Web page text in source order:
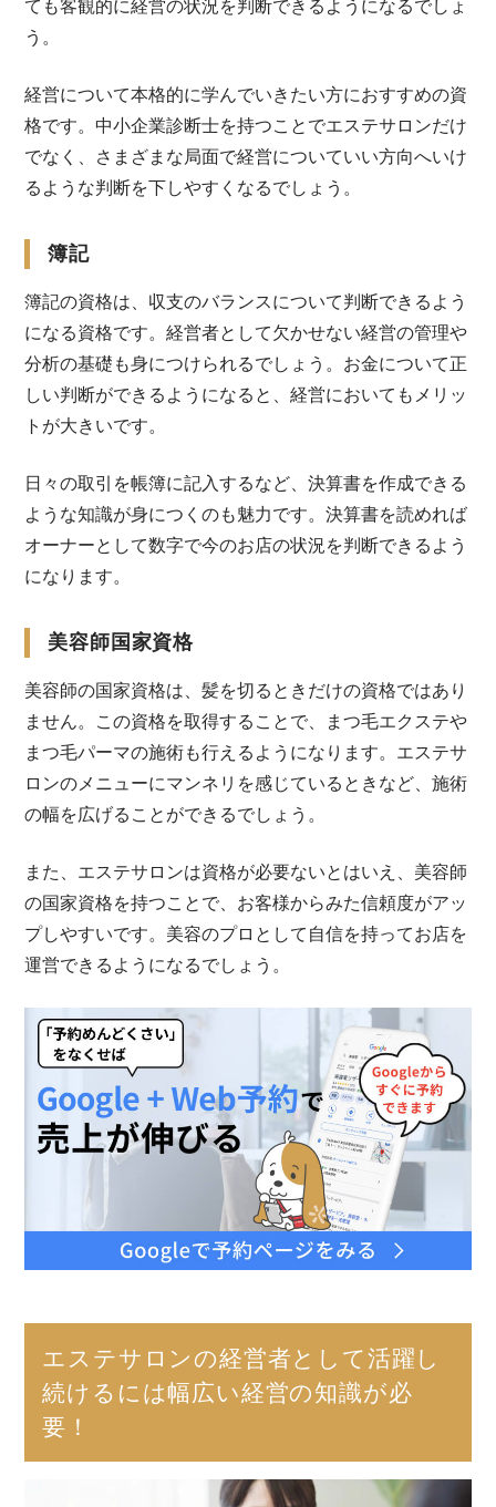
ても客観的に経営の状況を判断できるようになるでしょ
う。
経営について本格的に学んでいきたい方におすすめの資
格です。中小企業診断士を持つことでエステサロンだけ
でなく、さまざまな局面で経営についていい方向へいけ
るような判断を下しやすくなるでしょう。
簿記
簿記の資格は、収支のバランスについて判断できるよう
になる資格です。経営者として欠かせない経営の管理や
分析の基礎も身につけられるでしょう。お金について正
しい判断ができるようになると、経営においてもメリッ
トが大きいです。
日々の取引を帳簿に記入するなど、決算書を作成できる
ような知識が身につくのも魅力です。決算書を読めれば
オーナーとして数字で今のお店の状況を判断できるよう
になります。
美容師国家資格
美容師の国家資格は、髪を切るときだけの資格ではあり
ません。この資格を取得することで、まつ毛エクステや
まつ毛パーマの施術も行えるようになります。エステサ
ロンのメニューにマンネリを感じているときなど、施術
の幅を広げることができるでしょう。
また、エステサロンは資格が必要ないとはいえ、美容師
の国家資格を持つことで、お客様からみた信頼度がアッ
プしやすいです。美容のプロとして自信を持ってお店を
運営できるようになるでしょう。
エステサロンの経営者として活躍し
続けるには幅広い経営の知識が必
要！